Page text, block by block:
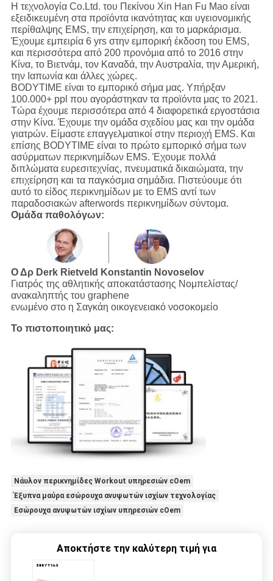
Η τεχνολογία Co.Ltd. του Πεκίνου Xin Han Fu Mao είναι
εξειδικευμένη στα προϊόντα ικανότητας και υγειονομικής
περίθαλψης EMS, την επιχείρηση, και το μαρκάρισμα.
Έχουμε εμπειρία 6 yrs στην εμπορική έκδοση του EMS,
και περισσότερα από 200 προνόμια από το 2016 στην
Κίνα, το Βιετνάμ, τον Καναδά, την Αυστραλία, την Αμερική,
την Ιαπωνία και άλλες χώρες.
BODYTIME είναι το εμπορικό σήμα μας. Υπήρξαν
100.000+ ppl που αγοράστηκαν τα προϊόντα μας το 2021.
Τώρα έχουμε περισσότερα από 4 διαφορετικά εργοστάσια
στην Κίνα. Έχουμε την ομάδα σχεδίου μας και την ομάδα
γιατρών. Είμαστε επαγγελματικοί στην περιοχή EMS. Και
επίσης BODYTIME είναι το πρώτο εμπορικό σήμα των
ασύρματων περικνημίδων EMS. Έχουμε πολλά
διπλώματα ευρεσιτεχνίας, πνευματικά δικαιώματα, την
επιχείρηση και τα παγκόσμια σημάδια. Πιστεύουμε ότι
αυτό το είδος περικνημίδων με το EMS αντί των
παραδοσιακών afterwords περικνημίδων σύντομα.
Ομάδα παθολόγων:
Ο Δρ Derk Rietveld Konstantin Novoselov
Γιατρός της αθλητικής αποκατάστασης Νομπελίστας/
ανακαληπτής του graphene
ενωμένο στο η Σαγκάη οικογενειακό νοσοκομείο
Το πιστοποιητικό μας:
Νάυλον περικνημίδες Workout υπηρεσιών cOem
Έξυπνα μαύρα εσώρουχα ανυψωτών ισχίων τεχνολογίας
Εσώρουχα ανυψωτών ισχίων υπηρεσιών cOem
Αποκτήστε την καλύτερη τιμή για